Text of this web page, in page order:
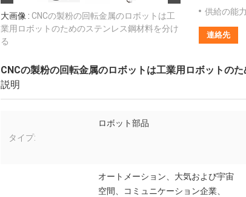
大画像 : CNCの製粉の回転金属のロボットは工
業用ロボットのためのステンレス鋼材料を分け
る
供給の能
連絡先
CNCの製粉の回転金属のロボットは工業用ロボットの
説明
タイプ:
ロボット部品
オートメーション、大気および宇宙
空間、コミュニケーション企業、